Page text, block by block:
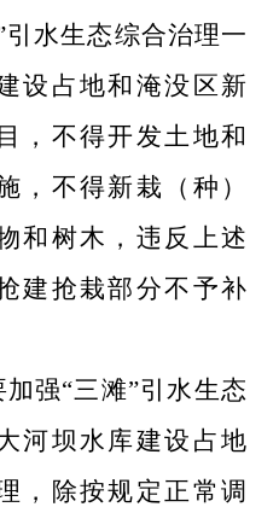
引水生态综合治理一
设占地和淹没区新
，不得开发土地和
，不得新栽
（ 种 ）
和树木，违反上述
建抢栽部分不予补
加强“三滩”引水生态
河坝水库建设占地
，除按规定正常调